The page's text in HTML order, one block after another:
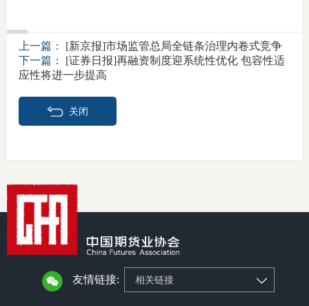
上一篇：
[新京报]市场监管总局全链条治理内卷式竞争
下一篇：
[证券日报]再融资制度迎系统性优化 包容性适
应性将进一步提高
关闭
友情链接: 相关链接